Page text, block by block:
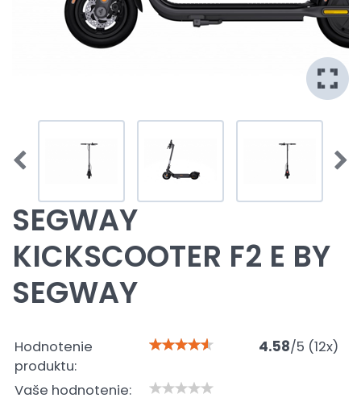
SEGWAY
KICKSCOOTER F2 E BY
SEGWAY
Hodnotenie
produktu:
4.58/5 (12x)
Vaše hodnotenie: